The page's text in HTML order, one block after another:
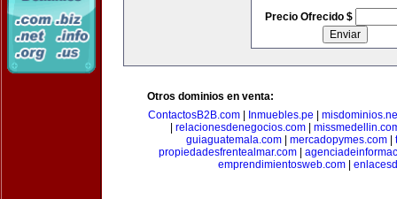
Precio Ofrecido $
Otros dominios en venta:
ContactosB2B.com
Inmuebles.pe
relacionesdenegocios.com|
guiaguatemala.com
mercadopymes.com
propiedadesfrentealmar.com
emprendimientosweb.com